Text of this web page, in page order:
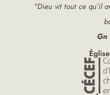
"Dieu vit tout ce qu’il
Gn